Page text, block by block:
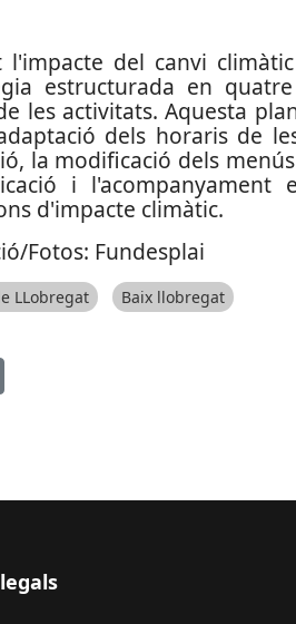
l'impacte del canvi
estructurada en
les activitats. Aquesta
dels horaris de
la modificació dels
i
d'impacte climàtic.
Fotos: Fundesplai
LLobregat Baix llobregat
Els Premis Sant Joan Despí